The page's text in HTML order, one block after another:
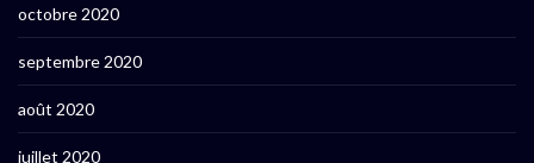
octobre 2020
septembre 2020
août 2020
juillet 2020